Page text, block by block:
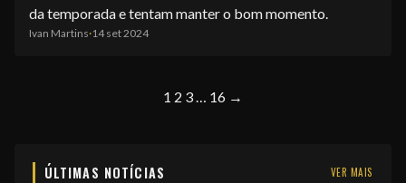
da temporada e tentam manter o bom momento.
Ivan Martins·14 set 2024
1 2 3… 16 →
ÚLTIMAS NOTÍCIAS VER MAIS